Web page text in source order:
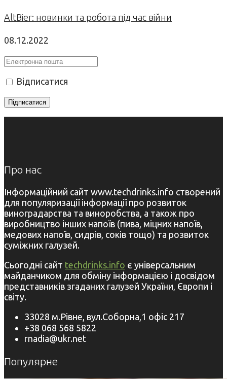
AltBier: новинки та робота під час війни
08.12.2022
Відписатися
Про нас
Інформаційний сайт www.techdrinks.info створений
для популяризації інформації про розвиток
виноградарства та виноробства, а також про
виробництво інших напоїв (пива, міцних напоїв,
медових напоїв, сидрів, соків тощо) та розвиток
суміжних галузей.
Сьогодні сайт techdrinks.info є універсальним
майданчиком для обміну інформацією і досвідом
представників згаданих галузей України, Європи і
світу.
33028 м.Рівне, вул.Соборна,1 офіс 217
+38 068 568 5822
rnadia@ukr.net
Популярне